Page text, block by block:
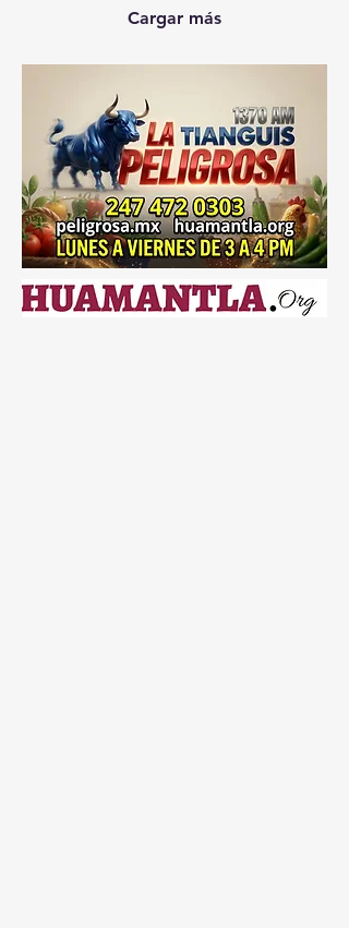
prevención del delito,
respuesta inmediata. De
administración estatal,
esta infraestructura
tecnológica busca
incrementar la capacidad
operativa de las
corporaciones de
seguridad mediante un
sistema de vigilancia
permanente y...
Cargar más